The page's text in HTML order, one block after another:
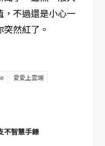
，不過還是小心一
然紅了。
愛愛上雲端
不智慧手錶